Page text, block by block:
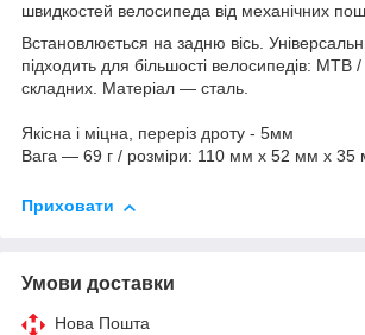
швидкостей велосипеда від механічних
Встановлюється на задню вісь.
підходить для більшості велосипедів: MTB
складних. Матеріал ― сталь.
Якісна і міцна, переріз дроту - 5мм
Вага ― 69 г / розміри: 110 мм х 52 мм х 35
Приховати
Умови доставки
Нова Пошта